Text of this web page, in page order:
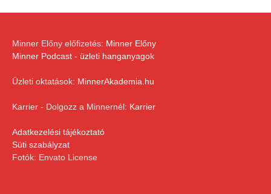
Minner Előny előfizetés: Minner Előny
Minner Podcast - üzleti hanganyagok
Üzleti oktatások: MinnerAkademia.hu
Karrier - Dolgozz a Minnernél: Karrier
Adatkezelési tájékoztató
Süti szabályzat
Fotók: Envato License